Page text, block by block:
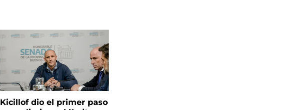
Kicillof dio el primer paso